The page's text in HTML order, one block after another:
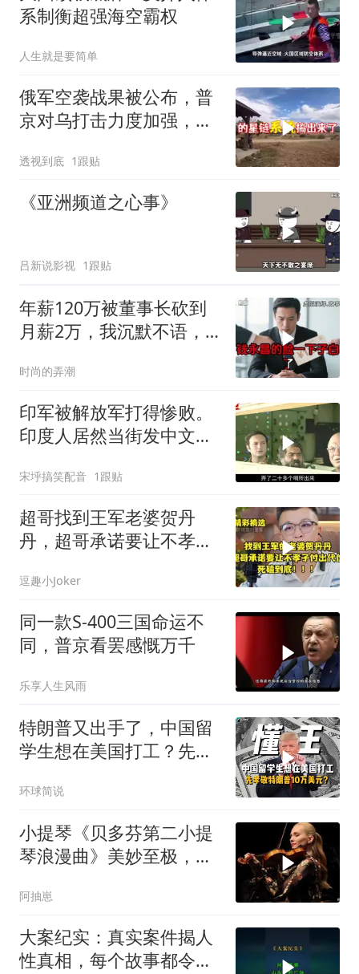
系制衡超强海空霸权
人生就是要简单
俄军空袭战果被公布，普
京对乌打击力度加强，泽
透视到底 1跟贴
《亚洲频道之心事》
吕新说影视 1跟贴
年薪120万被董事长砍到
月薪2万，我沉默不语，
我
时尚的弄潮
印军被解放军打得惨败。
印度人居然当街发中文教
宋垀搞笑配音 1跟贴
超哥找到王军老婆贺丹
丹，超哥承诺要让不孝子
逗趣小Joker
同一款S-400三国命运不
同，普京看罢感慨万千
乐享人生风雨
特朗普又出手了，中国留
学生想在美国打工？先孝
环球简说
小提琴《贝多芬第二小提
琴浪漫曲》美妙至极，耳
阿抽崽
大案纪实：真实案件揭人
性真相，每个故事都令人